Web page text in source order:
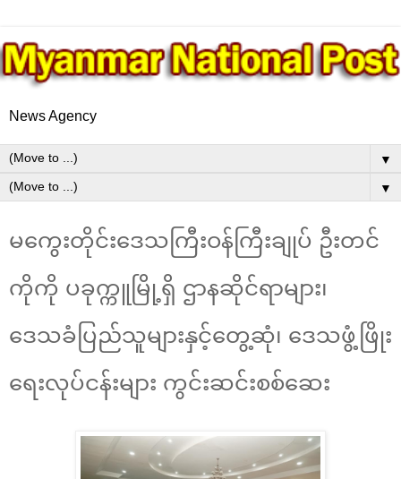
News Agency
▼
▼
မကွေးတိုင်းဒေသကြီးဝန်ကြီးချုပ် ဦးတင်
ကိုကို ပခုက္ကူမြို့ရှိ ဌာနဆိုင်ရာများ၊
ဒေသခံပြည်သူများနှင့်တွေ့ဆုံ၊ ဒေသဖွံ့ဖြိုး
ရေးလုပ်ငန်းများ ကွင်းဆင်းစစ်ဆေး